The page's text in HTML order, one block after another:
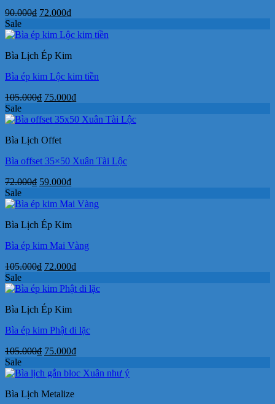
90.000₫ Giá
là:
72.000₫Giá
tại
72.000₫.
Sale
Bìa Lịch Ép Kim
Bìa ép kim Lộc kim tiền
105.000₫ Giá
là:
75.000₫Giá
tại
Sale
Bìa Lịch Offet
Bìa offset 35×50 Xuân Tài Lộc
72.000₫ Giá
là:
59.000₫Giá
tại
59.000₫.
Sale
Bìa Lịch Ép Kim
Bìa ép kim Mai Vàng
105.000₫ Giá
là:
72.000₫Giá
tại
Sale
Bìa Lịch Ép Kim
Bìa ép kim Phật di lặc
105.000₫ Giá
là:
75.000₫Giá
tại
Sale
Bìa Lịch Metalize